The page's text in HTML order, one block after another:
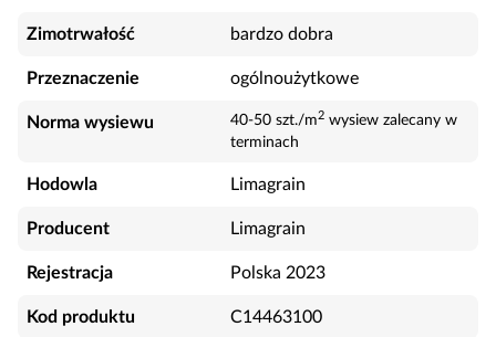
Zimotrwałość bardzo dobra
Przeznaczenie ogólnoużytkowe
Norma wysiewu 40-50 szt./m2 wysiew zalecany w
terminach
Hodowla Limagrain
Producent Limagrain
Rejestracja Polska 2023
Kod produktu C14463100